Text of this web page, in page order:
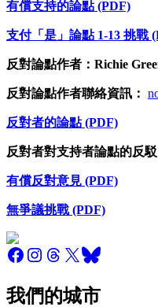
有償支持的論點 (PDF)
支付「是」論點 1-13 挑戰
反對論點作者：Richie
反對論點作者聯絡資訊：
反對者的論點 (PDF)
反對者對支持者論點的反
有償反對意見 (PDF)
無爭議挑戰 (PDF)
我們的城市